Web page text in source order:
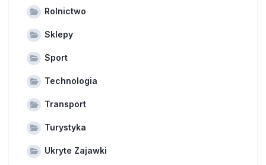
Rolnictwo
Sklepy
Sport
Technologia
Transport
Turystyka
Ukryte Zajawki